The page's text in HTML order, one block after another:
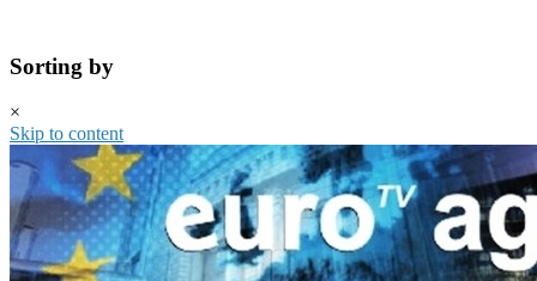
Sorting by
×
Skip to content